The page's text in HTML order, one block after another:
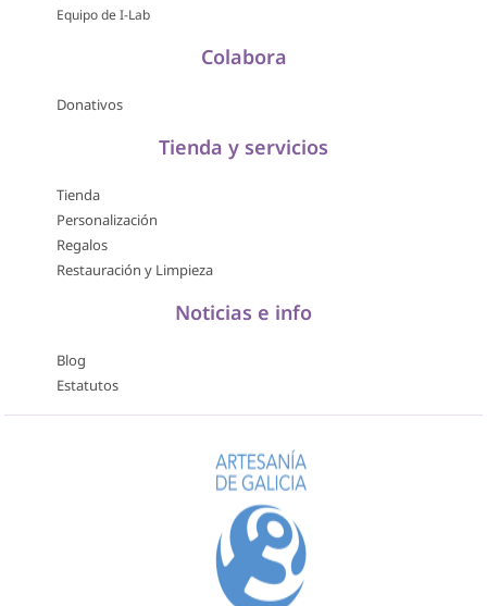
Equipo de I-Lab
Colabora
Donativos
Tienda y servicios
Tienda
Personalización
Regalos
Restauración y Limpieza
Noticias e info
Blog
Estatutos